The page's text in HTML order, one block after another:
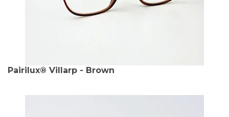
Pairilux® Villarp - Brown